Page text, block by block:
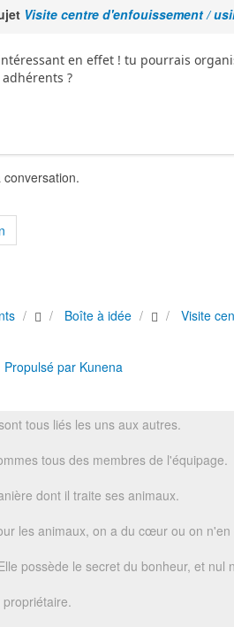
Visite centre d'enfouissement /
en effet ! tu pourrais
?
Boîte à idée Visite
Propulsé par Kunena
tous liés les uns aux autres.
tous des membres de l'équipage.
dont il traite ses animaux.
les animaux, on a du cœur ou on n'en
possède le secret du bonheur, et nul